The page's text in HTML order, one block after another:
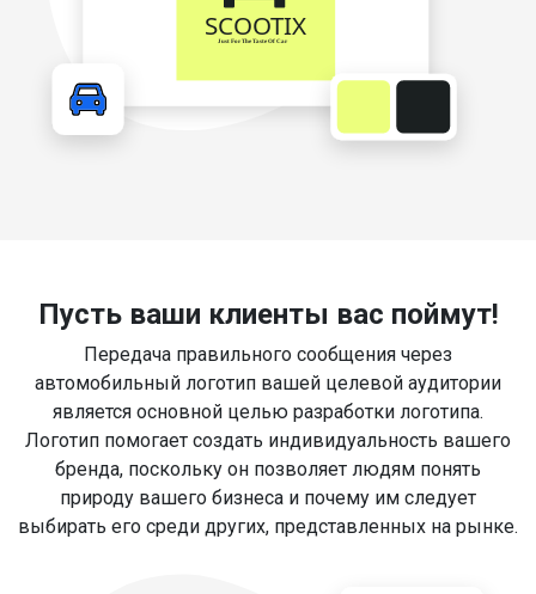
Пусть ваши клиенты вас поймут!
Передача правильного сообщения через
автомобильный логотип вашей целевой аудитории
является основной целью разработки логотипа.
Логотип помогает создать индивидуальность вашего
бренда, поскольку он позволяет людям понять
природу вашего бизнеса и почему им следует
выбирать его среди других, представленных на рынке.